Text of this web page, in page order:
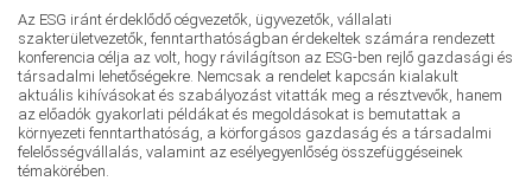
Az ESG iránt érdeklődő cégvezetők, ügyvezetők, vállalati
szakterületvezetők, fenntarthatóságban érdekeltek számára rendezett
konferencia célja az volt, hogy rávilágítson az ESG-ben rejlő gazdasági és
társadalmi lehetőségekre. Nemcsak a rendelet kapcsán kialakult
aktuális kihívásokat és szabályozást vitatták meg a résztvevők, hanem
az előadók gyakorlati példákat és megoldásokat is bemutattak a
környezeti fenntarthatóság, a körforgásos gazdaság és a társadalmi
felelősségvállalás, valamint az esélyegyenlőség összefüggéseinek
témakörében.